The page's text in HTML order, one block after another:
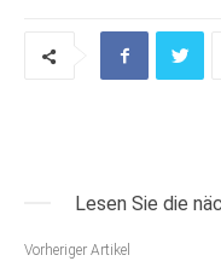
Lesen Sie die
Vorheriger Artikel